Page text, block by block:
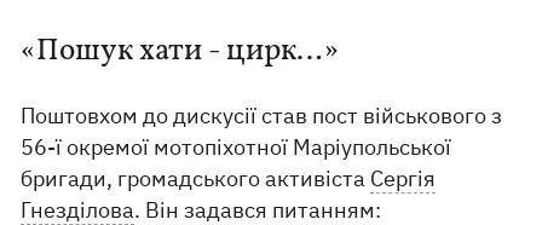
«Пошук хати - цирк…»
Поштовхом до дискусії став пост військового з
56-ї окремої мотопіхотної Маріупольської
бригади, громадського активіста Сергія
Гнезділова. Він задався питанням: